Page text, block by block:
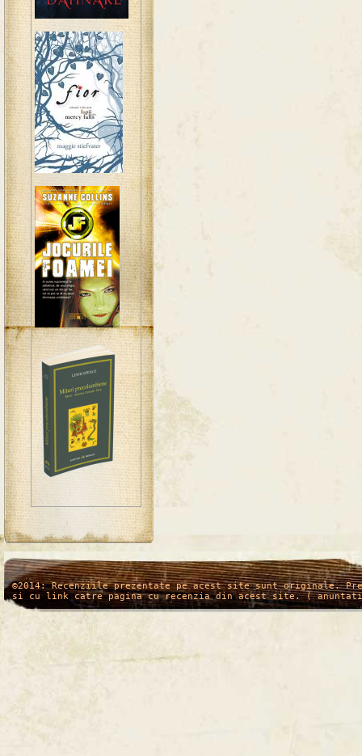
/* */
©2014: Recenziile prezentate pe acest site sunt originale.
si cu link catre pagina cu recenzia din acest site. (